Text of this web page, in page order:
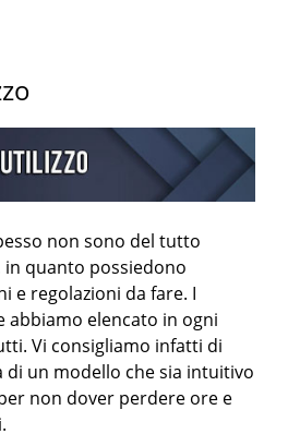
non sono del tutto
quanto possiedono
e regolazioni da fare. I
elencato in ogni
Vi consigliamo infatti di
di un modello che sia intuitivo
non dover perdere ore e